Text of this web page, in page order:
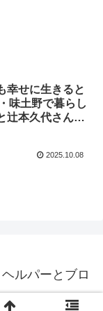
幸せに生きると
味土野で暮らし
辻本久代さんの
2025.10.08
ルパーとブロ
ルパーとブログ.